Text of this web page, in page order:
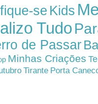
se Kids
Tudo
de Passar
Minhas Criações
Tirante Porta